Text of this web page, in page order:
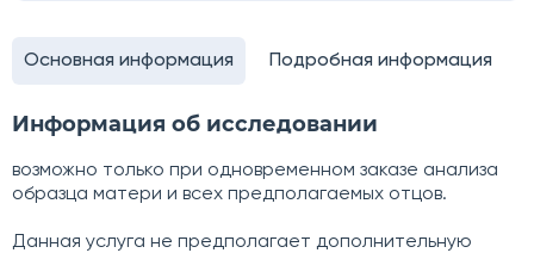
Основная информация Подробная информация
Информация об исследовании
возможно только при одновременном заказе анализа
образца матери и всех предполагаемых отцов.
Данная услуга не предполагает дополнительную